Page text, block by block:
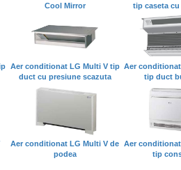
Cool Mirror
tip caseta
Aer conditionat LG Multi V tip
duct cu presiune scazuta
Aer
tip duct
Aer conditionat LG Multi V de
podea
Aer
tip